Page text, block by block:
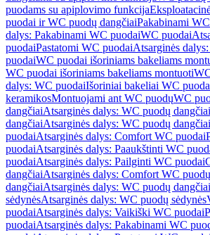
puodams su apiplovimo funkcija
puodai ir WC puodų dangčiaiPakabinami
dalys: Pakabinami WC puodaiWC puodai
puodaiPastatomi WC puodaiAtsarginės
puodaiWC puodai išoriniams bakeliams
WC puodai išoriniams bakeliams montuoti
dalys: WC puodaiIšoriniai bakeliai WC
keramikosMontuojami ant WC puodųWC
dangčiaiAtsarginės dalys: WC puodų dangčiai
dangčiaiAtsarginės dalys: WC puodų dangčiai
puodaiAtsarginės dalys: Comfort WC puodai
puodaiAtsarginės dalys: Paaukštinti WC
puodaiAtsarginės dalys: Pailginti WC puodai
dangčiaiAtsarginės dalys: Comfort WC
dangčiaiAtsarginės dalys: WC puodų dangčiai
sėdynėsAtsarginės dalys: WC puodų sėdynės
puodaiAtsarginės dalys: Vaikiški WC puodai
puodaiAtsarginės dalys: Pakabinami WC